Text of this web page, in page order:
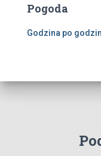
Pogoda
Godzina po